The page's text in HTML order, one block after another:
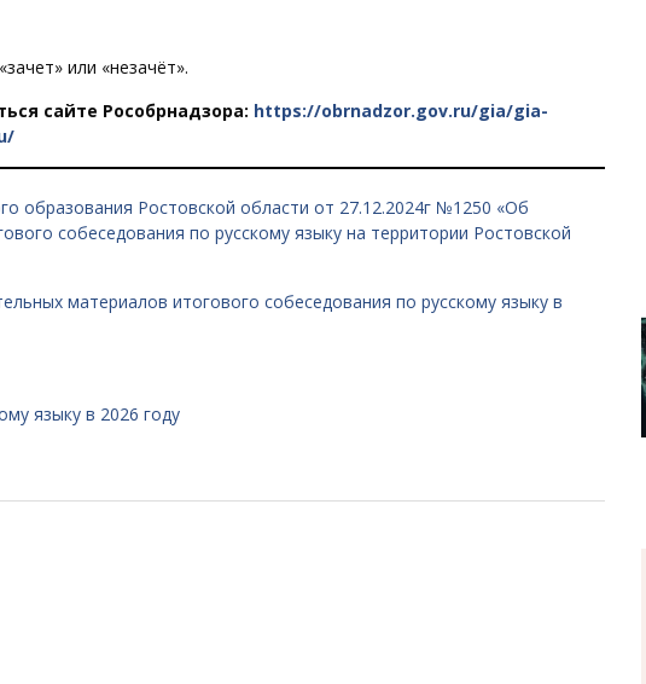
или «незачёт».
сайте Рособрнадзора: https://obrnadzor.gov.ru/gia/gia-
образования Ростовской области от 27.12.2024г №1250 «Об
собеседования по русскому языку на территории Ростовской
материалов итогового собеседования по русскому языку в
языку в 2026 году